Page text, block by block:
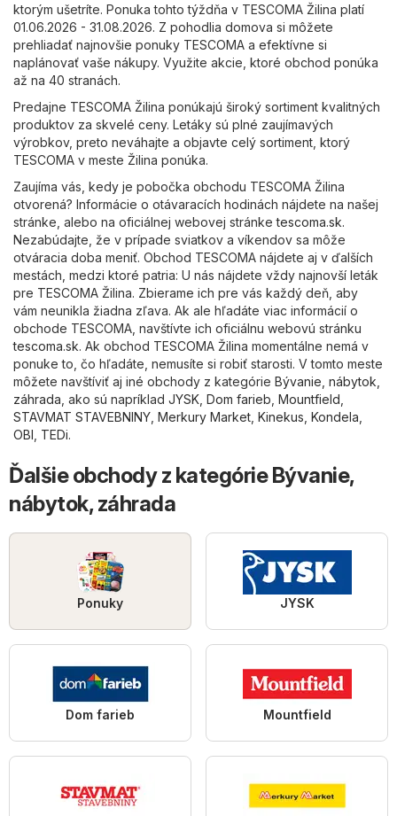
ktorým ušetríte. Ponuka tohto týždňa v TESCOMA Žilina platí
01.06.2026 - 31.08.2026. Z pohodlia domova si môžete
prehliadať najnovšie ponuky TESCOMA a efektívne si
naplánovať vaše nákupy. Využite akcie, ktoré obchod ponúka
až na 40 stranách.
Predajne TESCOMA Žilina ponúkajú široký sortiment kvalitných
produktov za skvelé ceny. Letáky sú plné zaujímavých
výrobkov, preto neváhajte a objavte celý sortiment, ktorý
TESCOMA v meste Žilina ponúka.
Zaujíma vás, kedy je pobočka obchodu TESCOMA Žilina
otvorená? Informácie o otávaracích hodinách nájdete na našej
stránke, alebo na oficiálnej webovej stránketescoma.sk.
Nezabúdajte, že v prípade sviatkov a víkendov sa môže
otváracia doba meniť. Obchod TESCOMA nájdete aj v ďalších
mestách, medzi ktoré patria: U nás nájdete vždy najnovší leták
pre TESCOMA Žilina. Zbierame ich pre vás každý deň, aby
vám neunikla žiadna zľava. Ak ale hľadáte viac informácií o
obchode TESCOMA, navštívte ich oficiálnu webovú stránku
tescoma.sk. Ak obchod TESCOMA Žilina momentálne nemá v
ponuke to, čo hľadáte, nemusíte si robiť starosti. V tomto meste
môžete navštíviť aj iné obchody z kategórie Bývanie, nábytok,
záhrada , ako sú napríklad JYSK Dom farieb Mountfield
STAVMAT STAVEBNINY Merkury Market Kinekus Kondela
OBI TEDi.
Ďalšie obchody z kategórie Bývanie,
nábytok, záhrada
Ponuky JYSK
Dom farieb Mountfield